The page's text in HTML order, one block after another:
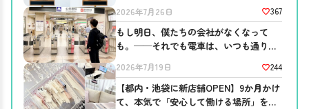
2026年7月26日 367
もし明日、僕たちの会社がなくなって
も。──それでも電車は、いつも通り走
2026年7月19日 244
【都内・池袋に新店舗OPEN】9か月かけ
て、本気で「安心して働ける場所」を作